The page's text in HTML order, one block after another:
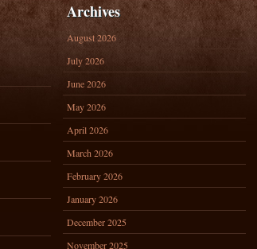
Archives
August 2026
July 2026
June 2026
May 2026
April 2026
March 2026
February 2026
January 2026
December 2025
November 2025